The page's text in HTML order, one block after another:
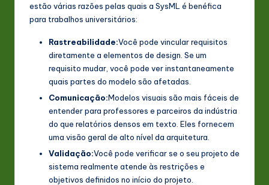
estão várias razões pelas quais a SysML é benéfica
para trabalhos universitários:
Rastreabilidade:Você pode vincular requisitos
diretamente a elementos de design. Se um
requisito mudar, você pode ver instantaneamente
quais partes do modelo são afetadas.
Comunicação:Modelos visuais são mais fáceis de
entender para professores e parceiros da indústria
do que relatórios densos em texto. Eles fornecem
uma visão geral de alto nível da arquitetura.
Validação:Você pode verificar se o seu projeto de
sistema realmente atende às restrições e
objetivos definidos no início do projeto.